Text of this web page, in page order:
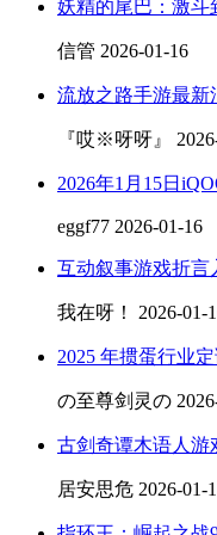
妖精的尾巴：激斗
信管 2026-01-16
流放之路手游最新
『哎※呀呀』
2026年1月15日
eggf77 2026-01-16
互动叙事游戏折言
我在呀！ 2026-01-
2025 年掼蛋行业
の至尊剑灵の
古剑奇谭木语人游
居安思危 2026-01-